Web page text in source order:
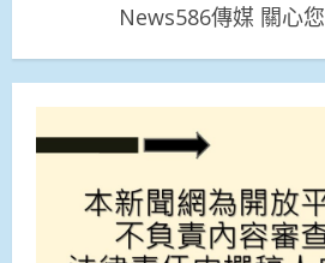
News586傳媒 關心您